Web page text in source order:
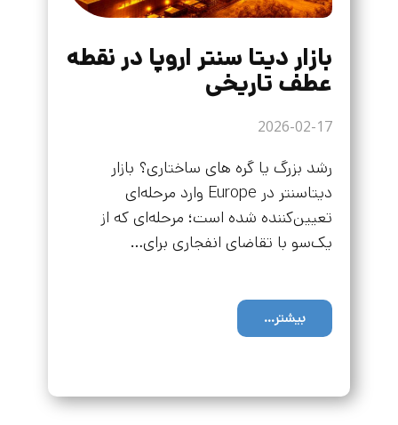
بازار دیتا سنتر اروپا در نقطه
عطف تاریخی
2026-02-17
رشد بزرگ یا گره های ساختاری؟ بازار
دیتاسنتر در Europe وارد مرحله‌ای
تعیین‌کننده شده است؛ مرحله‌ای که از
یک‌سو با تقاضای انفجاری برای…
بیشتر...